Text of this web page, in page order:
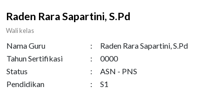
Raden Rara Sapartini, S.Pd
Wali kelas
Nama Guru :
Raden Rara Sapartini, S.Pd
Tahun Sertifikasi
:
0000
Status
:
ASN - PNS
Pendidikan
:
S1